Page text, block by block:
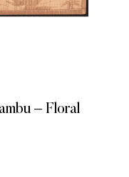
– Floral